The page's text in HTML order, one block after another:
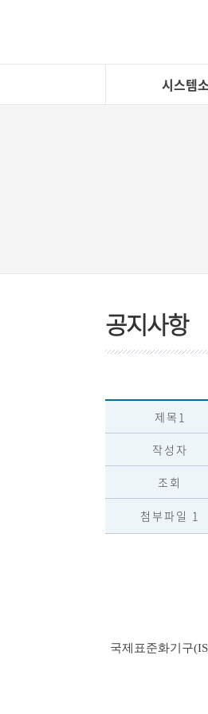
시스템
공지사항
제목1
작성자
조회
첨부파일 1
국제표준화기구